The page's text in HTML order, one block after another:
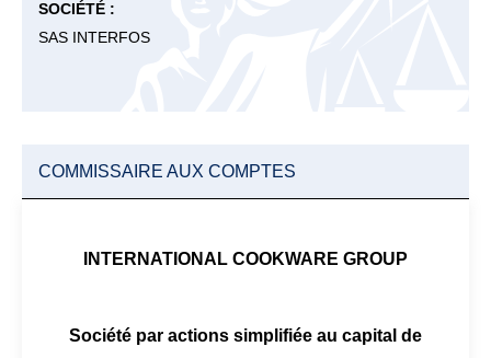
SOCIÉTÉ :
SAS INTERFOS
COMMISSAIRE AUX COMPTES
INTERNATIONAL COOKWARE GROUP
Société par actions simplifiée au capital de